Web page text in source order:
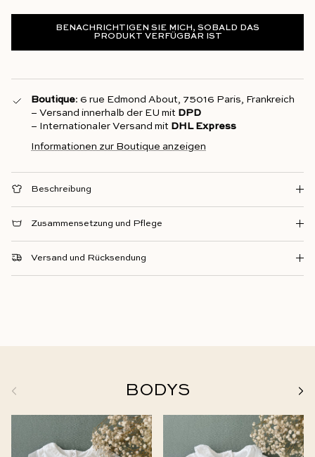
BENACHRICHTIGEN SIE MICH, SOBALD DAS
PRODUKT VERFÜGBAR IST
Boutique: 6 rue Edmond About, 75016 Paris, Frankreich
– Versand innerhalb der EU mit DPD
– Internationaler Versand mit DHL Express
Informationen zur Boutique anzeigen
Beschreibung
Zusammensetzung und Pflege
Versand und Rücksendung
Zurück BODYS